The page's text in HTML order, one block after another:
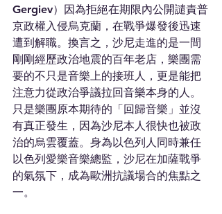
Gergiev）因為拒絕在期限內公開譴責普
京政權入侵烏克蘭，在戰爭爆發後迅速
遭到解職。換言之，沙尼走進的是一間
剛剛經歷政治地震的百年老店，樂團需
要的不只是音樂上的接班人，更是能把
注意力從政治爭議拉回音樂本身的人。
只是樂團原本期待的「回歸音樂」並沒
有真正發生，因為沙尼本人很快也被政
治的烏雲覆蓋。身為以色列人同時兼任
以色列愛樂音樂總監，沙尼在加薩戰爭
的氣氛下，成為歐洲抗議場合的焦點之
一。